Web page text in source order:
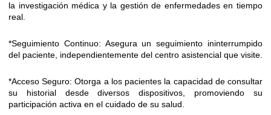
la investigación médica y la gestión de enfermedades en tiempo
real.
*Seguimiento Continuo: Asegura un seguimiento ininterrumpido
del paciente, independientemente del centro asistencial que visite.
*Acceso Seguro: Otorga a los pacientes la capacidad de consultar
su historial desde diversos dispositivos, promoviendo su
participación activa en el cuidado de su salud.